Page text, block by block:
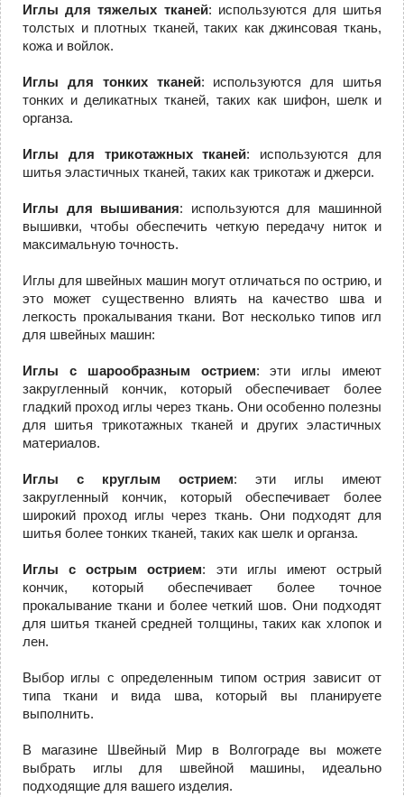
Иглы для тяжелых тканей: используются для шитья
толстых и плотных тканей, таких как джинсовая ткань,
кожа и войлок.
Иглы для тонких тканей: используются для шитья
тонких и деликатных тканей, таких как шифон, шелк и
органза.
Иглы для трикотажных тканей: используются для
шитья эластичных тканей, таких как трикотаж и джерси.
Иглы для вышивания: используются для машинной
вышивки, чтобы обеспечить четкую передачу ниток и
максимальную точность.
Иглы для швейных машин могут отличаться по острию, и
это может существенно влиять на качество шва и
легкость прокалывания ткани. Вот несколько типов игл
для швейных машин:
Иглы с шарообразным острием: эти иглы имеют
закругленный кончик, который обеспечивает более
гладкий проход иглы через ткань. Они особенно полезны
для шитья трикотажных тканей и других эластичных
материалов.
Иглы с круглым острием: эти иглы имеют
закругленный кончик, который обеспечивает более
широкий проход иглы через ткань. Они подходят для
шитья более тонких тканей, таких как шелк и органза.
Иглы с острым острием: эти иглы имеют острый
кончик, который обеспечивает более точное
прокалывание ткани и более четкий шов. Они подходят
для шитья тканей средней толщины, таких как хлопок и
лен.
Выбор иглы с определенным типом острия зависит от
типа ткани и вида шва, который вы планируете
выполнить.
В магазине Швейный Мир в Волгограде вы можете
выбрать иглы для швейной машины, идеально
подходящие для вашего изделия.